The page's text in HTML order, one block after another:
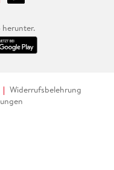
herunter.
Widerrufsbelehrung